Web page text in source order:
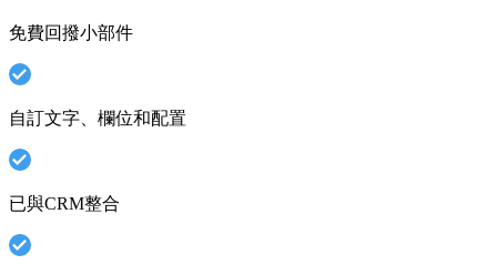
免費回撥小部件
自訂文字、欄位和配置
已與CRM整合